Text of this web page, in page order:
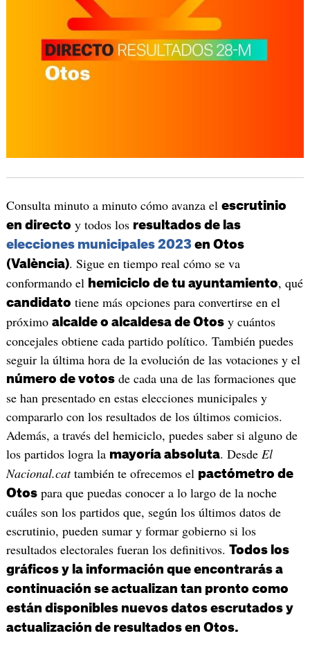
Consulta minuto a minuto cómo avanza el escrutinio
en directo y todos los resultados de las
elecciones municipales 2023en Otos
(València). Sigue en tiempo real cómo se va
conformando el hemiciclo de tu ayuntamiento, qué
candidato tiene más opciones para convertirse en el
próximo alcalde o alcaldesa de Otosy cuántos
concejales obtiene cada partido político. También puedes
seguir la última hora de la evolución de las votaciones y el
número de votosde cada una de las formaciones que
se han presentado en estas elecciones municipales y
compararlo con los resultados de los últimos comicios.
Además, a través del hemiciclo, puedes saber si alguno de
los partidos logra la mayoría absoluta. Desde El
Nacional.cattambién te ofrecemos el pactómetro de
Otospara que puedas conocer a lo largo de la noche
cuáles son los partidos que, según los últimos datos de
escrutinio, pueden sumar y formar gobierno si los
resultados electorales fueran los definitivos. Todos los
gráficos y la información que encontrarás a
continuación se actualizan tan pronto como
están disponibles nuevos datos escrutados y
actualización de resultados en Otos.